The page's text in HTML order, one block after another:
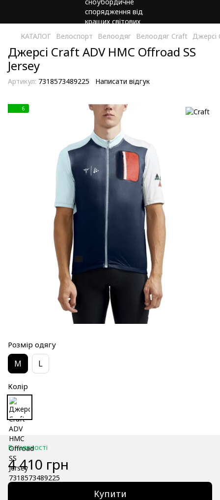
КАТАЛОГ Велоспорт Велоодяг Велоодяг Craft Джерсi
Джерсi Craft ADV HMC Offroad SS
Jersey
Артикул: 7318573489225 Написати відгук
6
Розмір одягу
M L
Колір
В наявності
4 410 грн
Купити